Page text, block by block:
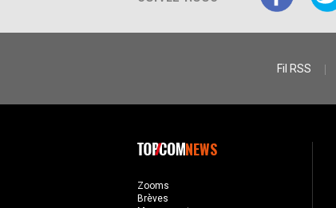
Fil RSS
NEWS
Zooms
Brèves